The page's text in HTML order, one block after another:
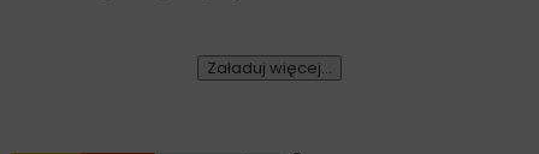
Załaduj więcej...